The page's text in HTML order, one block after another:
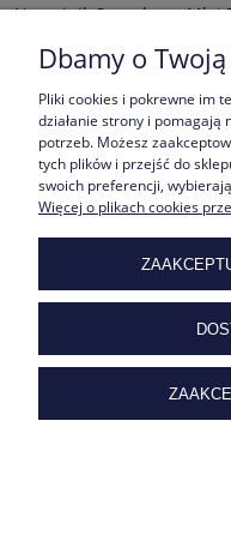
Naszyjnik Sznurkowy
Hammer
Naszyjniki dla
GRAWER / Komplet 2
Dbamy o
Pliki cookies i pokrewne im
działanie strony i pomagają
potrzeb. Możesz
tych plików i przejść do
swoich preferencji,
Więcej o plikach cookies